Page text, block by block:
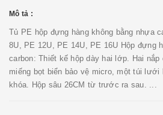
Mô tả :
Tủ PE hộp đựng hàng không bằng nhựa
8U, PE 12U, PE 14U, PE 16U Hộp đựng
carbon: Thiết kế hộp dày hai lớp. Hai
miếng bọt biển bảo vệ micro, một túi lưới
khóa. Hộp sâu 26CM từ trước ra sau. ...